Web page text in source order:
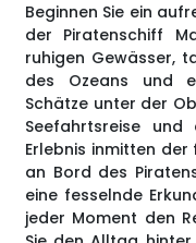
Beginnen Sie ein
der Piratenschiff
ruhigen Gewässer,
des Ozeans und
Schätze unter der
Seefahrtsreise und
Erlebnis inmitten der
an Bord des
eine fesselnde
jeder Moment den